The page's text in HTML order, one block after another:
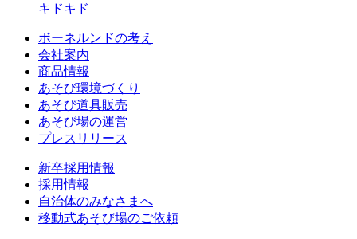
キドキド
ボーネルンドの考え
会社案内
商品情報
あそび環境づくり
あそび道具販売
あそび場の運営
プレスリリース
新卒採用情報
採用情報
自治体のみなさまへ
移動式あそび場のご依頼